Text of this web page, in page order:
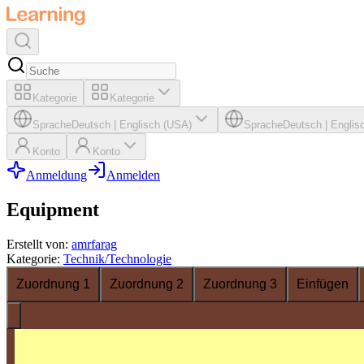
Kategorie Kategorie
SpracheDeutsch Englisch (USA) SpracheDeutsch
Konto Konto
Anmeldung Anmelden
Equipment
Erstellt von: amrfarag
Kategorie: Technik/Technologie
Zuordnung 1
Zuordnung 2 Zuordnung 3 Einfügen